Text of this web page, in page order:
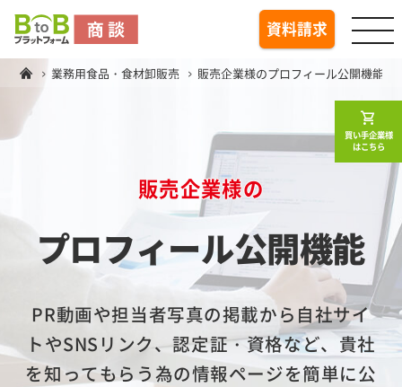
資料請求
業務用食品・食材卸販売 販売企業様のプロフィール公開機能
販売企業様の
プロフィール公開機能
PR動画や担当者写真の掲載から自社サイ
トやSNSリンク、認定証・資格など、貴社
を知ってもらう為の情報ページを簡単に公
shopping_cart
買い手企業様
はこちら